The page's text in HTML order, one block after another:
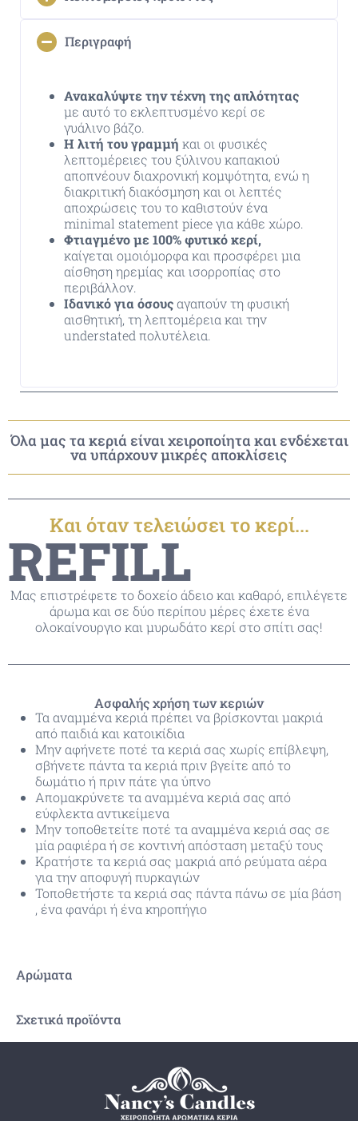
Περιγραφή
Ανακαλύψτε την τέχνη της απλότητας
με αυτό το εκλεπτυσμένο κερί σε
γυάλινο βάζο.
Η λιτή του γραμμή και οι φυσικές
λεπτομέρειες του ξύλινου καπακιού
αποπνέουν διαχρονική κομψότητα, ενώ η
διακριτική διακόσμηση και οι λεπτές
αποχρώσεις του το καθιστούν ένα
minimal statement piece για κάθε χώρο.
Φτιαγμένο με 100% φυτικό κερί,
καίγεται ομοιόμορφα και προσφέρει μια
αίσθηση ηρεμίας και ισορροπίας στο
περιβάλλον.
Ιδανικό για όσουςαγαπούν τη φυσική
αισθητική, τη λεπτομέρεια και την
understated πολυτέλεια.
Όλα μας τα κεριά είναι χειροποίητα και ενδέχεται
να υπάρχουν μικρές αποκλίσεις
Και όταν τελειώσει το κερί...
REFILL
Μας επιστρέφετε το δοχείο άδειο και καθαρό, επιλέγετε
άρωμα και σε δύο περίπου μέρες έχετε ένα
ολοκαίνουργιο και μυρωδάτο κερί στο σπίτι σας!
Ασφαλής χρήση των κεριών
Τα αναμμένα κεριά πρέπει να βρίσκονται μακριά
από παιδιά και κατοικίδια
Μην αφήνετε ποτέ τα κεριά σας χωρίς επίβλεψη,
σβήνετε πάντα τα κεριά πριν βγείτε από το
δωμάτιο ή πριν πάτε για ύπνο
Απομακρύνετε τα αναμμένα κεριά σας από
εύφλεκτα αντικείμενα
Μην τοποθετείτε ποτέ τα αναμμένα κεριά σας σε
μία ραφιέρα ή σε κοντινή απόσταση μεταξύ τους
Κρατήστε τα κεριά σας μακριά από ρεύματα αέρα
για την αποφυγή πυρκαγιών
Τοποθετήστε τα κεριά σας πάντα πάνω σε μία βάση
, ένα φανάρι ή ένα κηροπήγιο
Αρώματα
Σχετικά προϊόντα